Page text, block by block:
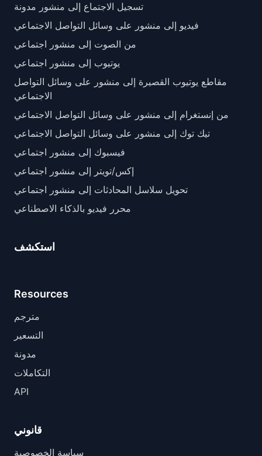
تسجيل الاجتماع إلى منشور مدونة
فيديو إلى منشور على وسائل التواصل الاجتماعي
من الصوت إلى منشور اجتماعي
يوتيوب إلى منشور اجتماعي
مقاطع يوتيوب القصيرة إلى منشور على وسائل التواصل
الاجتماعي
من إنستغرام إلى منشور على وسائل التواصل الاجتماعي
تيك توك إلى منشور على وسائل التواصل الاجتماعي
فيسبوك إلى منشور اجتماعي
إكس/تويتر إلى منشور اجتماعي
تحويل سلاسل المحادثات إلى منشور اجتماعي
محرر فيديو بالذكاء الاصطناعي
استكشف
Resources
مترجم
التسعير
مدونة
التكاملات
API
قانوني
سياسة الخصوصية